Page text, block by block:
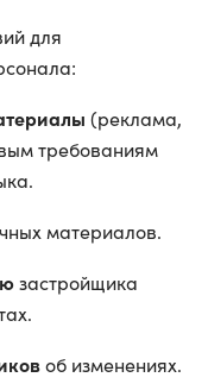
для
(реклама,
требованиям
материалов.
застройщика
об изменениях.